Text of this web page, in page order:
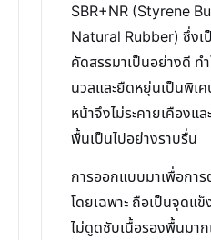
SBR+NR (Styrene
Natural Rubber) ซึ่ง
คัดสรรมาเป็นอย่างดี
นวลและยืดหยุ่นเป็นพิเ
หน้าจึงไม่ระคายเคืองแ
พื้นเป็นไปอย่างราบรื่น
การออกแบบมาเพื่อกา
โดยเฉพาะ ถือเป็นจุด
ไม่ดูดซับเนื้อรองพื้นมา